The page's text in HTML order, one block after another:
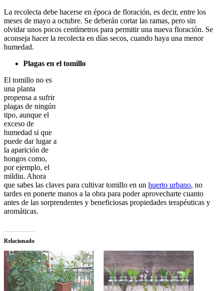
La recolecta debe hacerse en época de floración, es decir, entre los
meses de mayo a octubre. Se deberán cortar las ramas, pero sin
olvidar unos pocos centímetros para permitir una nueva floración. Se
aconseja hacer la recolecta en días secos, cuando haya una menor
humedad.
Plagas en el tomillo
El tomillo no es
una planta
propensa a sufrir
plagas de ningún
tipo, aunque el
exceso de
humedad si que
puede dar lugar a
la aparición de
hongos como,
por ejemplo, el
mildiu. Ahora
que sabes las claves para cultivar tomillo en un huerto urbano, no
tardes en ponerte manos a la obra para poder aprovecharte cuanto
antes de las sorprendentes y beneficiosas propiedades terapéuticas y
aromáticas.
Relacionado